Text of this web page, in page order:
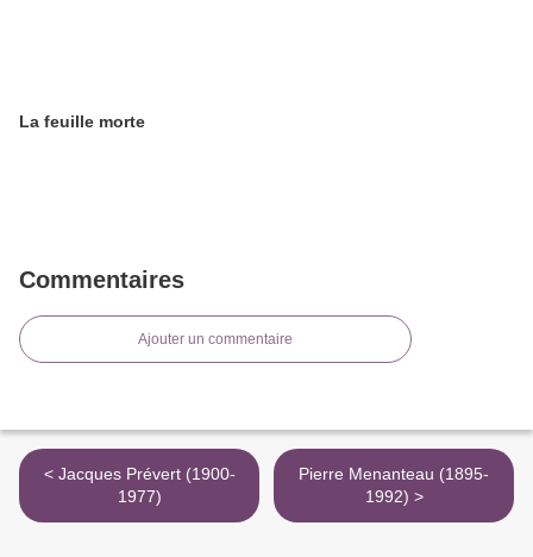
La feuille morte
Commentaires
Ajouter un commentaire
< Jacques Prévert (1900-
1977)
Pierre Menanteau (1895-
1992) >